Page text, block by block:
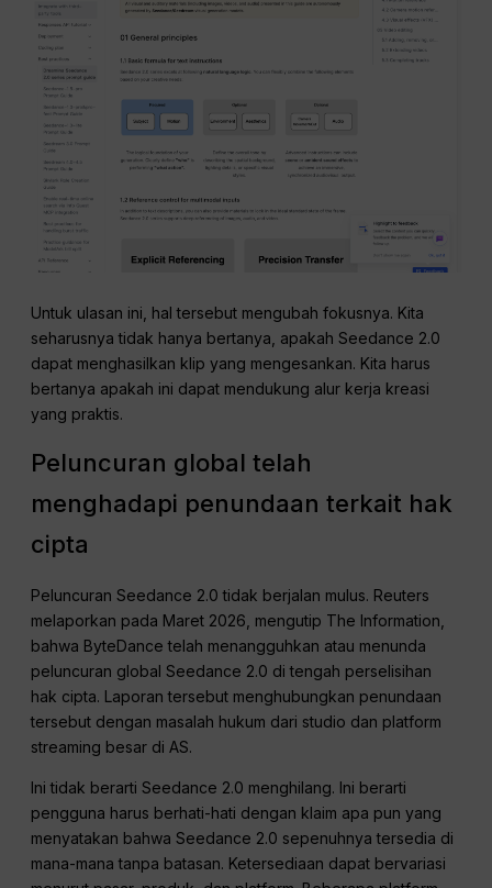
Untuk ulasan ini, hal tersebut mengubah fokusnya. Kita
seharusnya tidak hanya bertanya, apakah Seedance 2.0
dapat menghasilkan klip yang mengesankan. Kita harus
bertanya apakah ini dapat mendukung alur kerja kreasi
yang praktis.
Peluncuran global telah
menghadapi penundaan terkait hak
cipta
Peluncuran Seedance 2.0 tidak berjalan mulus. Reuters
melaporkan pada Maret 2026, mengutip The Information,
bahwa ByteDance telah menangguhkan atau menunda
peluncuran global Seedance 2.0 di tengah perselisihan
hak cipta. Laporan tersebut menghubungkan penundaan
tersebut dengan masalah hukum dari studio dan platform
streaming besar di AS.
Ini tidak berarti Seedance 2.0 menghilang. Ini berarti
pengguna harus berhati-hati dengan klaim apa pun yang
menyatakan bahwa Seedance 2.0 sepenuhnya tersedia di
mana-mana tanpa batasan. Ketersediaan dapat bervariasi